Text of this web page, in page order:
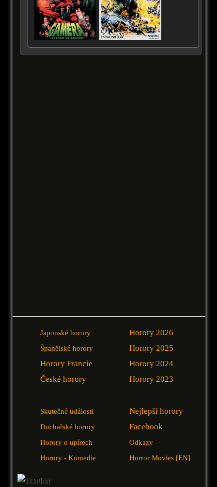
Japonské horory
Španělské horory
Horory Francie
České horory
Horory 2026
Horory 2025
Horory 2024
Horory 2023
Skutečné události
Duchařské horory
Horory o upírech
Horory - Komedie
Nejlepší horory
Facebook
Odkazy
Horror Movies [EN]